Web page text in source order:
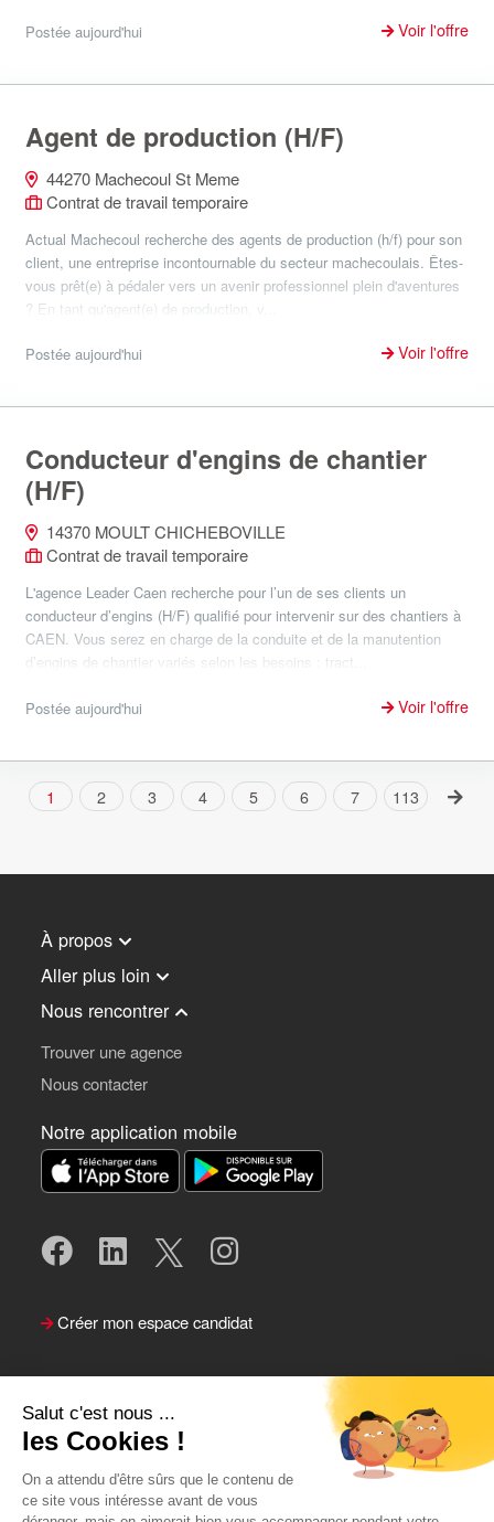
Salut c'est nous ...
les Cookies !
On a attendu d'être sûrs que le contenu de
ce site vous intéresse avant de vous
Postée aujourd'hui Voir l'offre
Agent de production (H/F)
44270 Machecoul St Meme
Contrat de travail temporaire
Actual Machecoul recherche des agents de production (h/f) pour son
client, une entreprise incontournable du secteur machecoulais. Êtes-
vous prêt(e) à pédaler vers un avenir professionnel plein d'aventures
? En tant qu'agent(e) de production, v...
Postée aujourd'hui Voir l'offre
Conducteur d'engins de chantier
(H/F)
14370 MOULT CHICHEBOVILLE
Contrat de travail temporaire
L'agence Leader Caen recherche pour l’un de ses clients un
conducteur d’engins (H/F) qualifié pour intervenir sur des chantiers à
CAEN. Vous serez en charge de la conduite et de la manutention
d’engins de chantier variés selon les besoins : tract...
Postée aujourd'hui Voir l'offre
1 2 3 4 5 6 7 113
À propos
Aller plus loin
Nous rencontrer
Trouver une agence
Nous contacter
Notre application mobile
Créer mon espace candidat